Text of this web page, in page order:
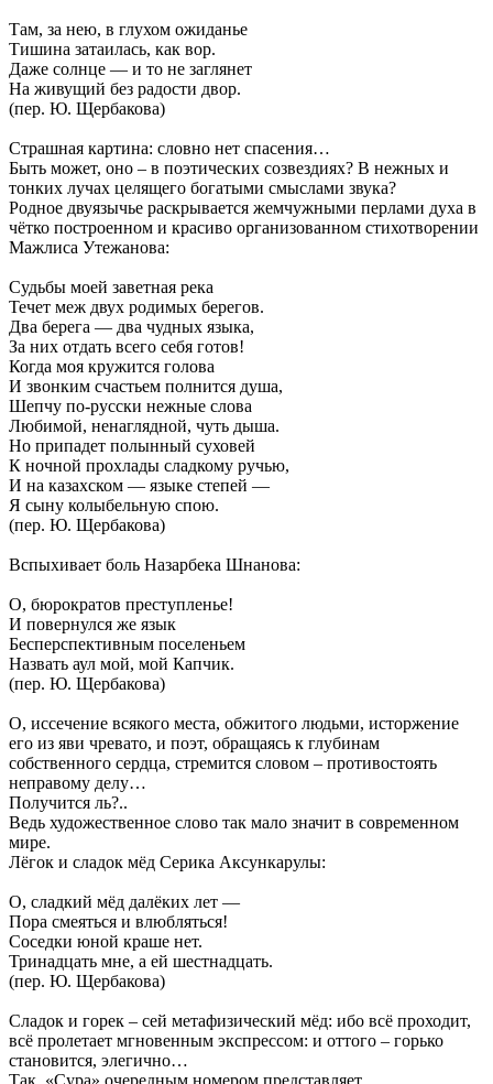
Там, за нею, в глухом ожиданье
Тишина затаилась, как вор.
Даже солнце — и то не заглянет
На живущий без радости двор.
(пер. Ю. Щербакова)
Страшная картина: словно нет спасения…
Быть может, оно – в поэтических созвездиях? В нежных и
тонких лучах целящего богатыми смыслами звука?
Родное двуязычье раскрывается жемчужными перлами духа в
чётко построенном и красиво организованном стихотворении
Мажлиса Утежанова:
Судьбы моей заветная река
Течет меж двух родимых берегов.
Два берега — два чудных языка,
За них отдать всего себя готов!
Когда моя кружится голова
И звонким счастьем полнится душа,
Шепчу по-русски нежные слова
Любимой, ненаглядной, чуть дыша.
Но припадет полынный суховей
К ночной прохлады сладкому ручью,
И на казахском — языке степей —
Я сыну колыбельную спою.
(пер. Ю. Щербакова)
Вспыхивает боль Назарбека Шнанова:
О, бюрократов преступленье!
И повернулся же язык
Бесперспективным поселеньем
Назвать аул мой, мой Капчик.
(пер. Ю. Щербакова)
О, иссечение всякого места, обжитого людьми, исторжение
его из яви чревато, и поэт, обращаясь к глубинам
собственного сердца, стремится словом – противостоять
неправому делу…
Получится ль?..
Ведь художественное слово так мало значит в современном
мире.
Лёгок и сладок мёд Серика Аксункарулы:
О, сладкий мёд далёких лет —
Пора смеяться и влюбляться!
Соседки юной краше нет.
Тринадцать мне, а ей шестнадцать.
(пер. Ю. Щербакова)
Сладок и горек – сей метафизический мёд: ибо всё проходит,
всё пролетает мгновенным экспрессом: и оттого – горько
становится, элегично…
Так, «Сура» очередным номером представляет